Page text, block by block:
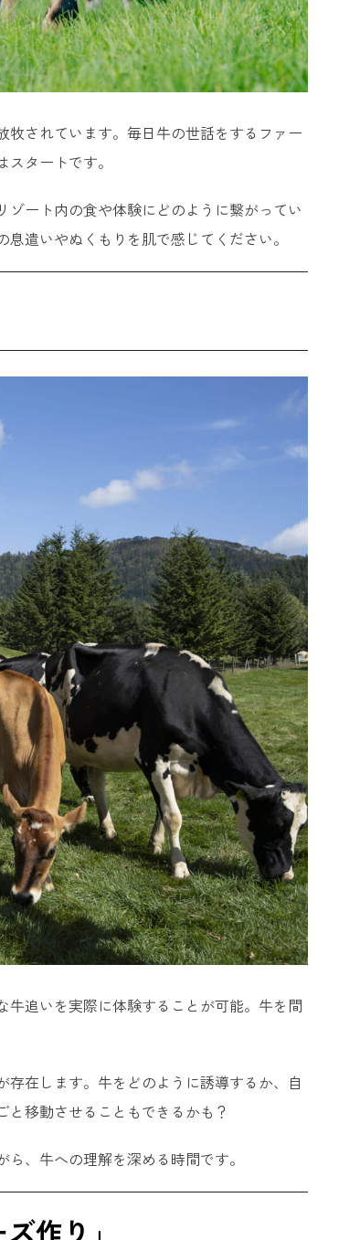
牧されています。毎日牛の世話をするファー
タートです。
ート内の食や体験にどのように繋がってい
遣いやぬくもりを肌で感じてください。
追いを実際に体験することが可能。牛を間
在します。牛をどのように誘導するか、自
移動させることもできるかも？
、牛への理解を深める時間です。
作り」